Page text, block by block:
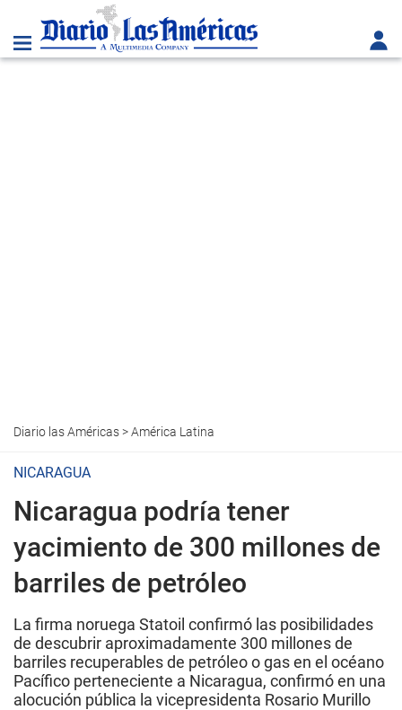
Diario las Américas>América Latina
NICARAGUA
Nicaragua podría tener
yacimiento de 300 millones de
barriles de petróleo
La firma noruega Statoil confirmó las posibilidades
de descubrir aproximadamente 300 millones de
barriles recuperables de petróleo o gas en el océano
Pacífico perteneciente a Nicaragua, confirmó en una
alocución pública la vicepresidenta Rosario Murillo